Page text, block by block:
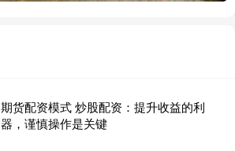
期货配资模式 炒股配资：提升收益的利
器，谨慎操作是关键